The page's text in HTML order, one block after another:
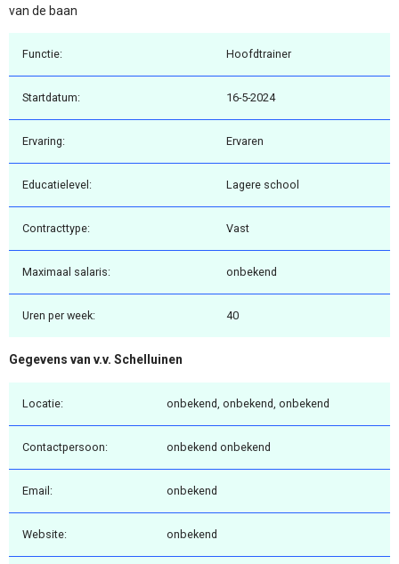
van de baan
Functie: Hoofdtrainer
Startdatum: 16-5-2024
Ervaring: Ervaren
Educatielevel: Lagere school
Contracttype: Vast
Maximaal salaris: onbekend
Uren per week: 40
Gegevens van v.v. Schelluinen
Locatie: onbekend, onbekend, onbekend
Contactpersoon: onbekend onbekend
Email: onbekend
Website: onbekend